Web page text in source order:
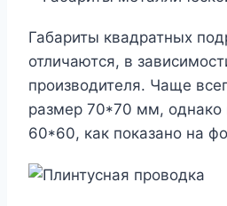
Габариты квадратных
отличаются, в
производителя. Чаще
размер 70*70 мм, однако
60*60, как показано на